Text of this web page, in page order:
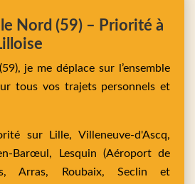
Nord (59) – Priorité à
je me déplace sur l’ensemble
tous vos trajets personnels et
surLille,Villeneuve-d'Ascq,
Barœul, Lesquin (Aéroport de
Arras, Roubaix, Seclin et